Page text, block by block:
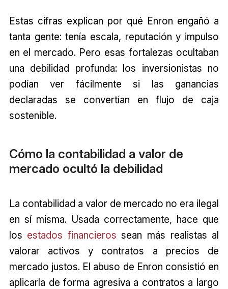
Estas cifras explican por qué Enron engañó a
tanta gente: tenía escala, reputación y impulso
en el mercado. Pero esas fortalezas ocultaban
una debilidad profunda: los inversionistas no
podían ver fácilmente si las ganancias
declaradas se convertían en flujo de caja
sostenible.
Cómo la contabilidad a valor de
mercado ocultó la debilidad
La contabilidad a valor de mercado no era ilegal
en sí misma. Usada correctamente, hace que
los estados financieros sean más realistas al
valorar activos y contratos a precios de
mercado justos. El abuso de Enron consistió en
aplicarla de forma agresiva a contratos a largo